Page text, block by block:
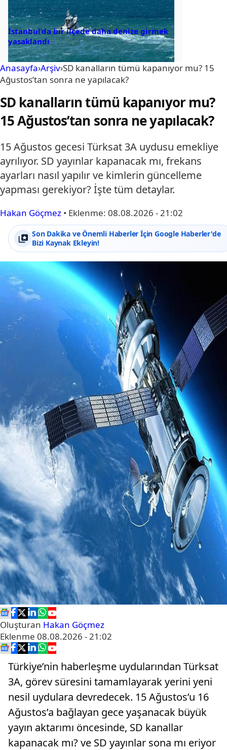
İstanbul’da bir ilçede daha denize girmek
yasaklandı
Anasayfa›Arşiv›SD kanalların tümü kapanıyor mu? 15
Ağustos’tan sonra ne yapılacak?
SD kanalların tümü kapanıyor mu?
15 Ağustos’tan sonra ne yapılacak?
15 Ağustos gecesi Türksat 3A uydusu emekliye
ayrılıyor. SD yayınlar kapanacak mı, frekans
ayarları nasıl yapılır ve kimlerin güncelleme
yapması gerekiyor? İşte tüm detaylar.
Hakan Göçmez • Eklenme: 08.08.2026 - 21:02
Son Dakika ve Önemli Haberler İçin Google Haberler'de
Bizi Kaynak Ekleyin!
Oluşturan Hakan Göçmez
Eklenme 08.08.2026 - 21:02
Türkiye’nin haberleşme uydularından Türksat
3A, görev süresini tamamlayarak yerini yeni
nesil uydulara devredecek. 15 Ağustos’u 16
Ağustos’a bağlayan gece yaşanacak büyük
yayın aktarımı öncesinde, SD kanallar
kapanacak mı? ve SD yayınlar sona mı eriyor